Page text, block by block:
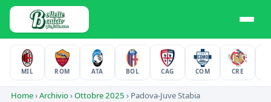
MIL ROM ATA BOL CAG COM CRE
Home›Archivio›Ottobre 2025 › Padova-Juve Stabia